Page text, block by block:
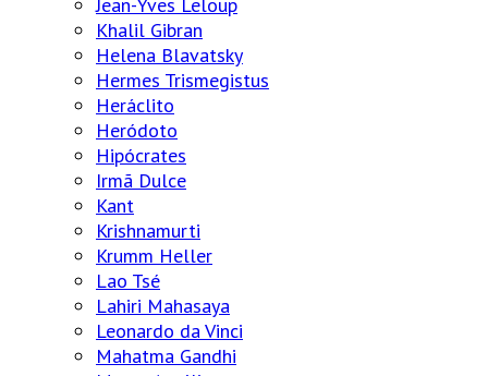
Jean-Yves Leloup
Khalil Gibran
Helena Blavatsky
Hermes Trismegistus
Heráclito
Heródoto
Hipócrates
Irmã Dulce
Kant
Krishnamurti
Krumm Heller
Lao Tsé
Lahiri Mahasaya
Leonardo da Vinci
Mahatma Gandhi